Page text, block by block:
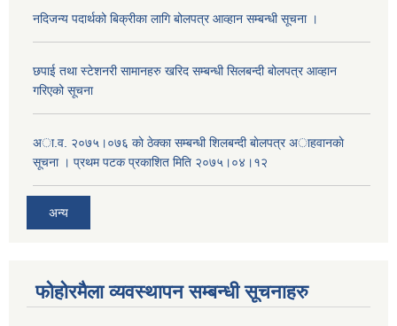
नदिजन्य पदार्थको बिक्रीका लागि बोलपत्र आव्हान सम्बन्धी सूचना ।
छपाई तथा स्टेशनरी सामानहरु खरिद सम्बन्धी सिलबन्दी बोलपत्र आव्हान
गरिएको सूचना
अा.व. २०७५।०७६ काे ठेक्का सम्बन्धी शिलबन्दी बाेलपत्र अाहवानकाे
सूचना । प्रथम पटक प्रकाशित मिति २०७५।०४।१२
अन्य
फोहोरमैला व्यवस्थापन सम्बन्धी सूचनाहरु